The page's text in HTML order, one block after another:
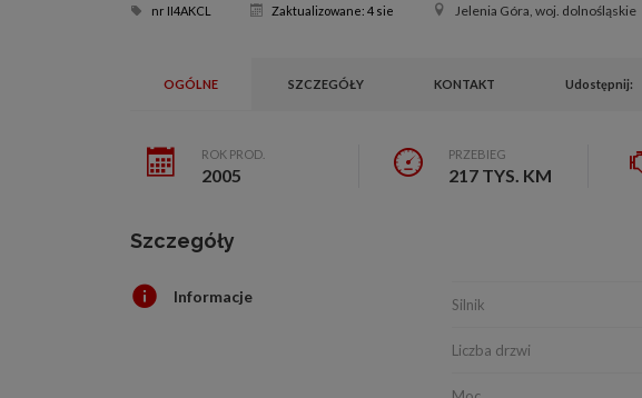
nr II4AKCL Zaktualizowane: 4 sie Jelenia Góra, woj. dolnośląskie
OGÓLNE SZCZEGÓŁY KONTAKT Udostępnij:
ROK PROD.
2005
PRZEBIEG
217 TYS. KM
Szczegóły
Informacje Silnik
Liczba drzwi